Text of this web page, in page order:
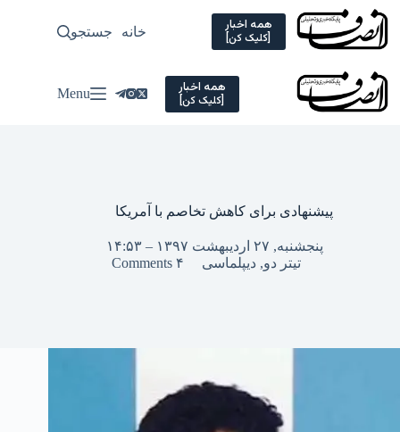
Skip
content
همه اخبار
[کلیک کن] خانه سیاسی
جستجو
همه اخبار
[کلیک کن] Menu
پیشنهادی برای کاهش تخاصم با آمریکا
پنجشنبه, ۲۷ اردیبهشت ۱۳۹۷ – ۱۴:۵۳
تیتر دو,دیپلماسی ۴ Comments